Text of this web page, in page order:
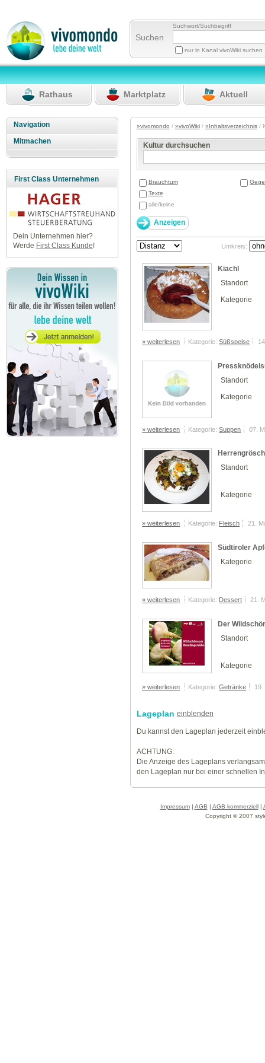
Suchen
Suchwort/Suchbegriff
nur in Kanal vivoWiki suchen
Rathaus Marktplatz Aktuell
Navigation
Mitmachen
First Class Unternehmen
Dein Unternehmen hier?
Werde First Class Kunde!
»vivomondo / »vivoWiki/ »Inhaltsverzeichnis/
Kultur durchsuchen
Brauchtum
Texte
alle/keine
Umkreis:
Kiachl
Standort
Kategorie
» weiterlesen Kategorie:Süßspeise
Standort
Kategorie
» weiterlesen Kategorie:Suppen 07.
Standort
Kategorie
» weiterlesen Kategorie: Fleisch 21.
Südtiroler
Kategorie
» weiterlesen Kategorie: Dessert 21.
Der
Standort
Kategorie
» weiterlesen Kategorie:Getränke 19.
Lageplan einblenden
Du kannst den Lageplan jederzeit
ACHTUNG:
Die Anzeige des Lageplans
den Lageplan nur bei einer schnellen
Impressum| AGB | AGB kommerziell|
Copyright © 2007